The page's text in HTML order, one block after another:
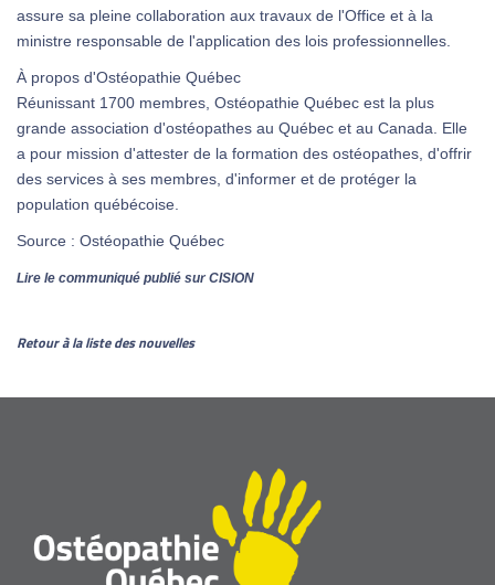
assure sa pleine collaboration aux travaux de l'Office et à la
ministre responsable de l'application des lois professionnelles.
À propos d'Ostéopathie Québec
Réunissant 1700 membres, Ostéopathie Québec est la plus
grande association d'ostéopathes au Québec et au Canada. Elle
a pour mission d'attester de la formation des ostéopathes, d'offrir
des services à ses membres, d'informer et de protéger la
population québécoise.
Source : Ostéopathie Québec
Lire le communiqué publié sur CISION
Retour à la liste des nouvelles